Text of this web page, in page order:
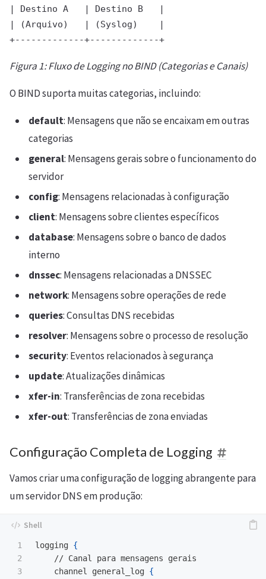
| Destino A   | Destino B   |
| (Arquivo)   | (Syslog)    |
Figura 1: Fluxo de Logging no BIND (Categorias e Canais)
O BIND suporta muitas categorias, incluindo:
default: Mensagens que não se encaixam em outras
categorias
general: Mensagens gerais sobre o funcionamento do
servidor
config: Mensagens relacionadas à configuração
client: Mensagens sobre clientes específicos
database: Mensagens sobre o banco de dados
interno
dnssec: Mensagens relacionadas a DNSSEC
network: Mensagens sobre operações de rede
queries: Consultas DNS recebidas
resolver: Mensagens sobre o processo de resolução
security: Eventos relacionados à segurança
update: Atualizações dinâmicas
xfer-in: Transferências de zona recebidas
xfer-out: Transferências de zona enviadas
Configuração Completa de Logging
Vamos criar uma configuração de logging abrangente para
um servidor DNS em produção:
1
2
3
logging {
    // Canal para mensagens gerais
    channel general_log
{